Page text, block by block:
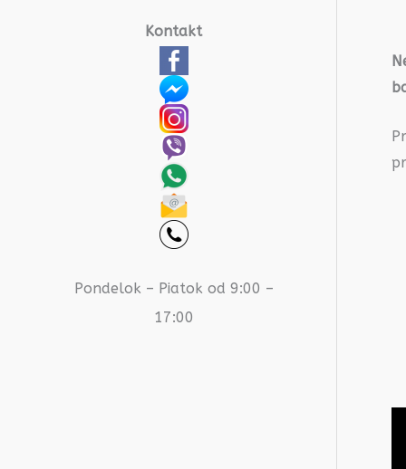
Kontakt
Pondelok – Piatok od 9:00 –
17:00